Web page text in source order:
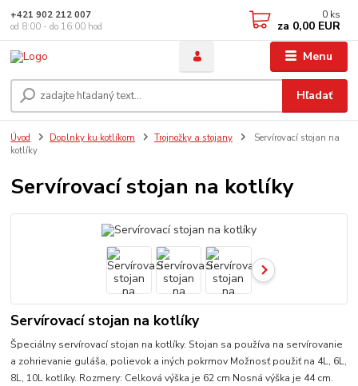
Menu
Hľadať
+421 902 212 007
od 8:00 - do 16:00 hod
0 ks
za 0,00 EUR
Úvod Doplnky ku kotlíkom Trojnožky a stojany
Servírovací stojan na
kotlíky
Servírovací stojan na kotlíky
Servírovací stojan na kotlíky
Špeciálny servírovací stojan na kotlíky. Stojan sa používa na servírovanie
a zohrievanie guláša, polievok a iných pokrmov Možnosť použiť na 4L, 6L,
8L, 10L kotlíky. Rozmery: Celková výška je 62 cm Nosná výška je 44 cm.